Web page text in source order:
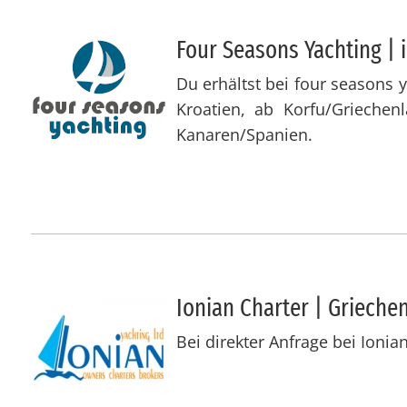
Four Sea­sons Yacht­ing
Du erhältst bei four seasons
Kroatien, ab Korfu/
Kanaren/Spanien.
Io­ni­an Char­ter |
Bei direkter Anfrage bei